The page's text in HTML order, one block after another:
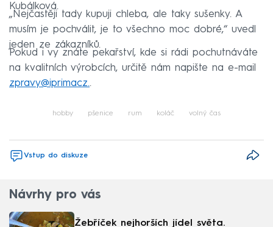
Kubálková.
„Nejčastěji tady kupuji chleba, ale taky sušenky. A
musím je pochválit, je to všechno moc dobré,“ uvedl
jeden ze zákazníků.
Pokud i vy znáte pekařství, kde si rádi pochutnáváte
na kvalitních výrobcích, určitě nám napište na e-mail
zpravy@iprimacz..
hobby pšenice rum koláč volný čas
Vstup do diskuze
Návrhy pro vás
Žebříček nejhorších jídel světa.